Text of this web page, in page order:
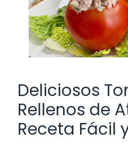
Deliciosos
Rellenos de
Receta Fácil